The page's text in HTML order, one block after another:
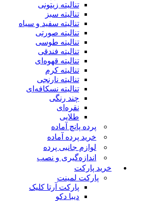
تنالیته زیتونی
تنالیته سبز
تنالیته سفید و سیاه
تنالیته صورتی
تنالیته طوسی
تنالیته فندقی
تنالیته قهوه‌ای
تنالیته کرم
تنالیته نارنجی
تنالیته نسکافه‌ای
چند رنگی
نقره‌ای
طلایی
پرده پانچ آماده
خرید پرده آماده
لوازم جانبی پرده
اندازه‌گیری و نصب
خرید پارکت
پارکت لمینت
پارکت آرتا کلیک
دیبا دکو